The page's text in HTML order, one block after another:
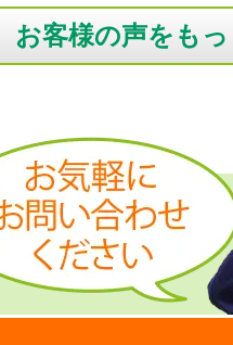
お客様の声をも